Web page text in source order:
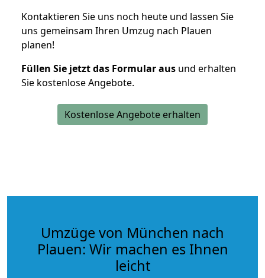
Kontaktieren Sie uns noch heute und lassen Sie
uns gemeinsam Ihren Umzug nach Plauen
planen!
Füllen Sie jetzt das Formular aus und erhalten
Sie kostenlose Angebote.
Kostenlose Angebote erhalten
Umzüge von München nach
Plauen: Wir machen es Ihnen
leicht